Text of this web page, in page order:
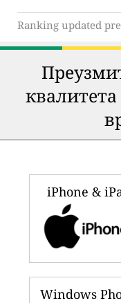
Ranking updated
iPhone &
Windows